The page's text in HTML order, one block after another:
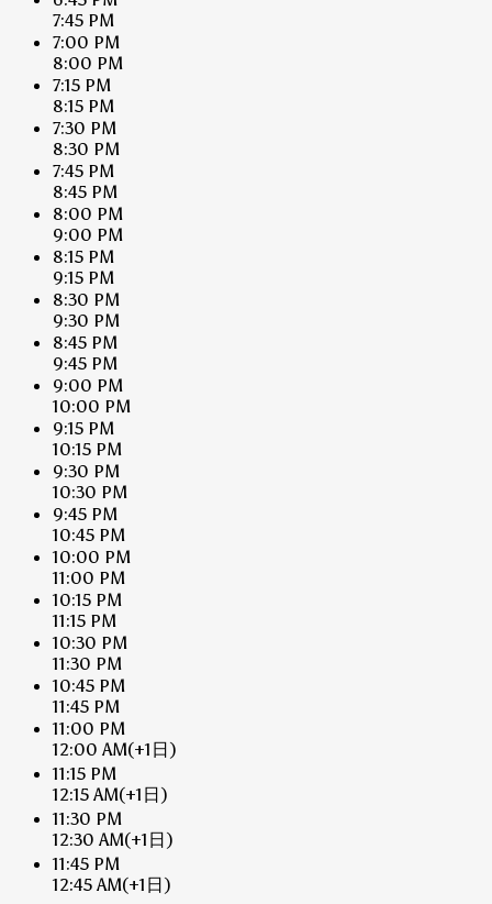
7:45 PM
7:00 PM
8:00 PM
7:15 PM
8:15 PM
7:30 PM
8:30 PM
7:45 PM
8:45 PM
8:00 PM
9:00 PM
8:15 PM
9:15 PM
8:30 PM
9:30 PM
8:45 PM
9:45 PM
9:00 PM
10:00 PM
9:15 PM
10:15 PM
9:30 PM
10:30 PM
9:45 PM
10:45 PM
10:00 PM
11:00 PM
10:15 PM
11:15 PM
10:30 PM
11:30 PM
10:45 PM
11:45 PM
11:00 PM
12:00 AM(+1日)
11:15 PM
12:15 AM(+1日)
11:30 PM
12:30 AM(+1日)
11:45 PM
12:45 AM(+1日)